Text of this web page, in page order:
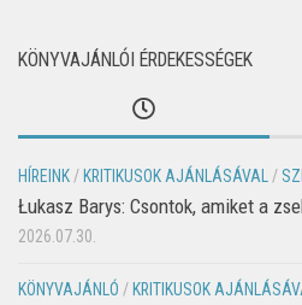
KÖNYVAJÁNLÓI ÉRDEKESSÉGEK
HÍREINK / KRITIKUSOK AJÁNLÁSÁVAL /
Łukasz Barys: Csontok, amiket a
2026.07.30.
KÖNYVAJÁNLÓ / KRITIKUSOK